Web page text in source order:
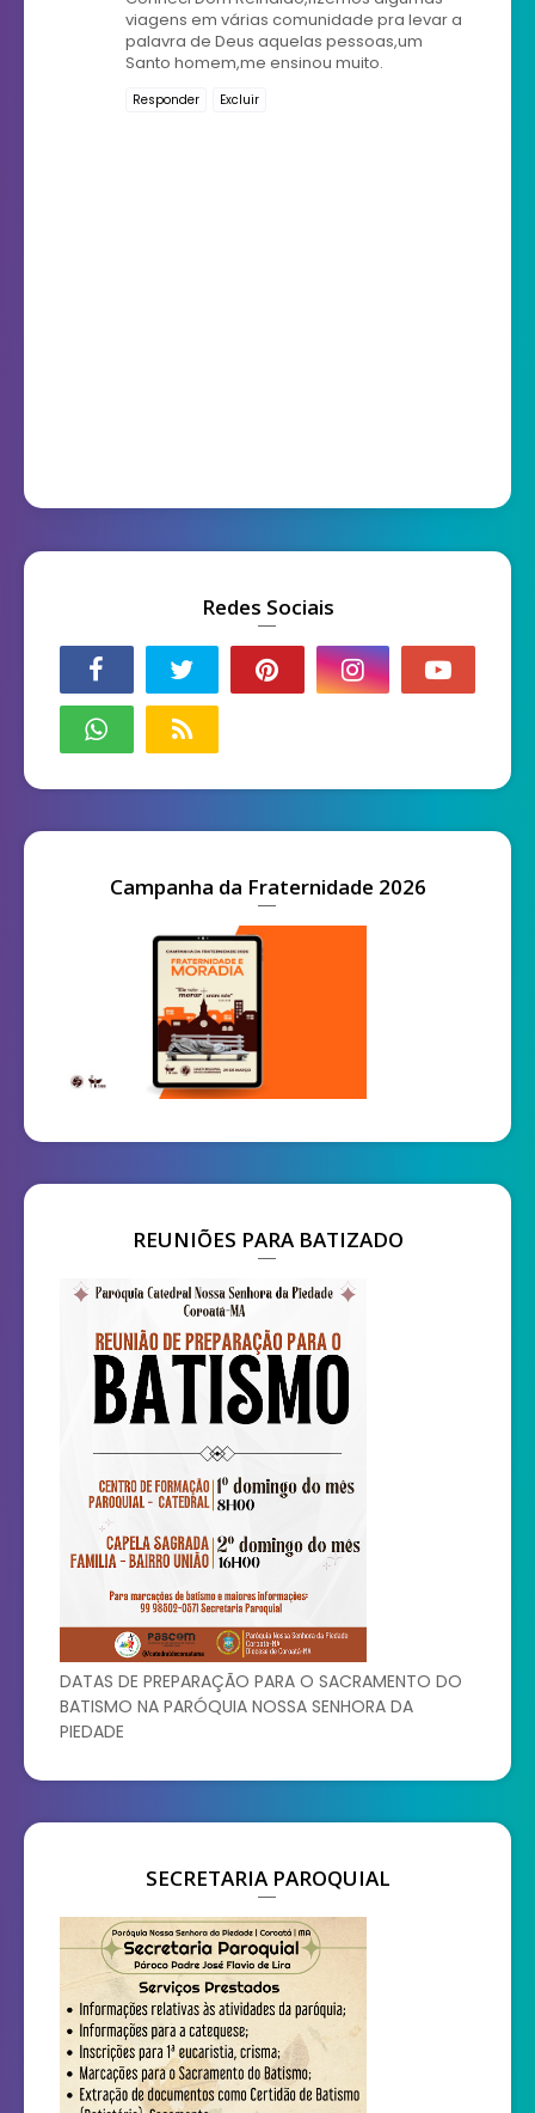
viagens em várias comunidade pra levar a
palavra de Deus aquelas pessoas,um
Santo homem,me ensinou muito.
Responder Excluir
Redes Sociais
Campanha da Fraternidade 2026
REUNIÕES PARA BATIZADO
DATAS DE PREPARAÇÃO PARA O SACRAMENTO DO
BATISMO NA PARÓQUIA NOSSA SENHORA DA
PIEDADE
SECRETARIA PAROQUIAL